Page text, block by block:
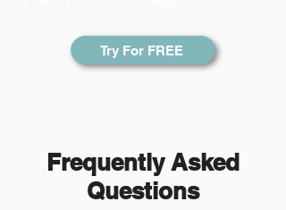
Try For FREE
Frequently Asked
Questions